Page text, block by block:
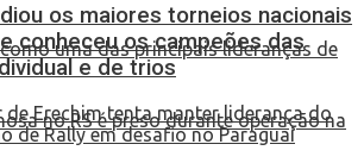
os maiores torneios nacionais
conheceu os campeões das
e de trios